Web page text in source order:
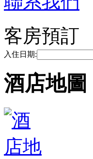
客房預訂
入住日期:
酒店地圖